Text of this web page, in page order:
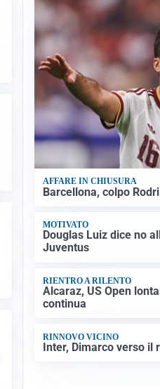
AFFARE IN CHIUSURA
Barcellona, colpo
MOTIVATO
Douglas Luiz dice no
Juventus
RIENTRO A RILENTO
Alcaraz, US Open
continua
RINNOVO VICINO
Inter, Dimarco verso il